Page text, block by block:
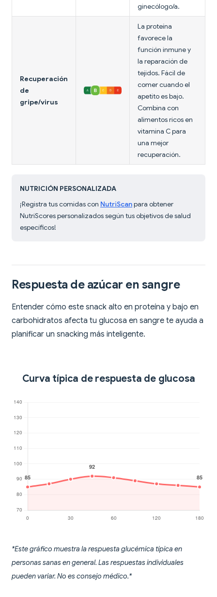
ginecólogo/a.
Recuperación
de
gripe/virus
La proteína
favorece la
función inmune y
la reparación de
tejidos. Fácil de
comer cuando el
apetito es bajo.
Combina con
alimentos ricos en
vitamina C para
una mejor
recuperación.
NUTRICIÓN PERSONALIZADA
¡Registra tus comidas con NutriScanpara obtener
NutriScores personalizados según tus objetivos de salud
específicos!
Respuesta de azúcar en sangre
Entender cómo este snack alto en proteína y bajo en
carbohidratos afecta tu glucosa en sangre te ayuda a
planificar un snacking más inteligente.
Curva típica de respuesta de glucosa
*Este gráfico muestra la respuesta glucémica típica en
personas sanas en general. Las respuestas individuales
pueden variar. No es consejo médico.*